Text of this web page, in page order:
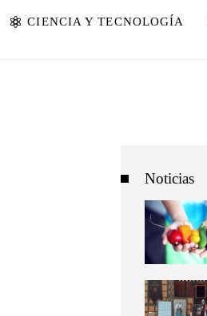
CIENCIA Y TECNOLOGÍA
Noticias